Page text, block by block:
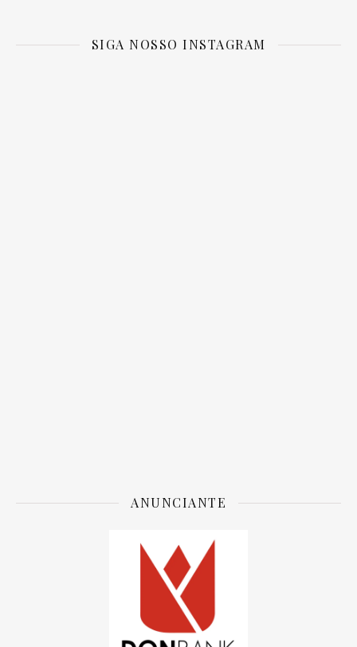
SIGA NOSSO INSTAGRAM
ANUNCIANTE